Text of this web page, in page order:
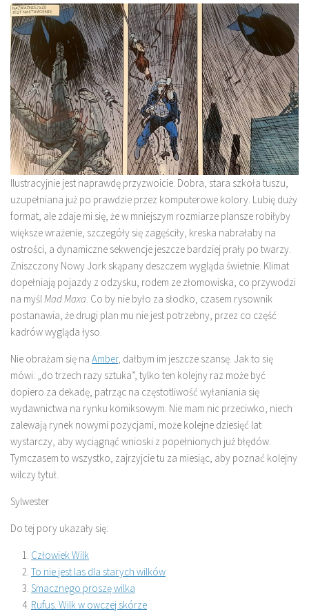
Ilustracyjnie jest naprawdę przyzwoicie. Dobra, stara szkoła tuszu,
uzupełniana już po prawdzie przez komputerowe kolory. Lubię duży
format, ale zdaje mi się, że w mniejszym rozmiarze plansze robiłyby
większe wrażenie, szczegóły się zagęściły, kreska nabrałaby na
ostrości, a dynamiczne sekwencje jeszcze bardziej prały po twarzy.
Zniszczony Nowy Jork skąpany deszczem wygląda świetnie. Klimat
dopełniają pojazdy z odzysku, rodem ze złomowiska, co przywodzi
na myślMad Maxa. Co by nie było za słodko, czasem rysownik
postanawia, że drugi plan mu nie jest potrzebny, przez co część
kadrów wygląda łyso.
Nie obrażam się na Amber, dałbym im jeszcze szansę. Jak to się
mówi: „do trzech razy sztuka”, tylko ten kolejny raz może być
dopiero za dekadę, patrząc na częstotliwość wyłaniania się
wydawnictwa na rynku komiksowym. Nie mam nic przeciwko, niech
zalewają rynek nowymi pozycjami, może kolejne dziesięć lat
wystarczy, aby wyciągnąć wnioski z popełnionych już błędów.
Tymczasem to wszystko, zajrzyjcie tu za miesiąc, aby poznać kolejny
wilczy tytuł.
Sylwester
Do tej pory ukazały się:
Człowiek Wilk
To nie jest las dla starych wilków
Smacznego proszę wilka
Rufus. Wilk w owczej skórze